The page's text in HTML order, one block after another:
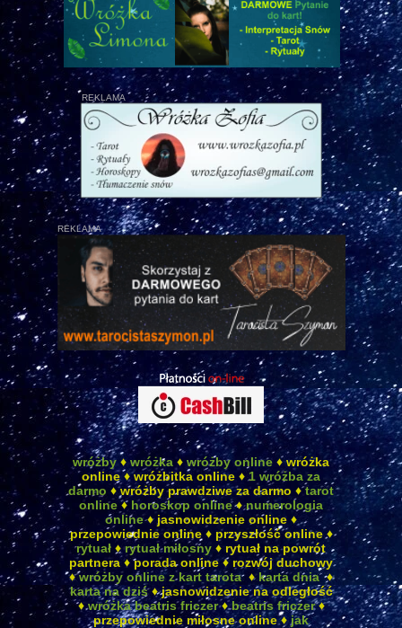
REKLAMA
REKLAMA
wróżby ♦ wróżka ♦ wróżby online ♦ wróżka
online ♦ wróżbitka online ♦ 1 wróżba za
darmo ♦ wróżby prawdziwe za darmo ♦tarot
online♦horoskop online♦numerologia
online♦ jasnowidzenie online ♦
przepowiednie online ♦ przyszłość online ♦
rytuał ♦rytuał miłosny ♦ rytuał na powrót
partnera ♦ porada online ♦ rozwój duchowy
♦wróżby online z kart tarota♦karta dnia♦
karta na dziś♦ jasnowidzenie na odległość
♦wróżka beatris friczer♦beatris friczer♦
przepowiednie miłosne online ♦ jak